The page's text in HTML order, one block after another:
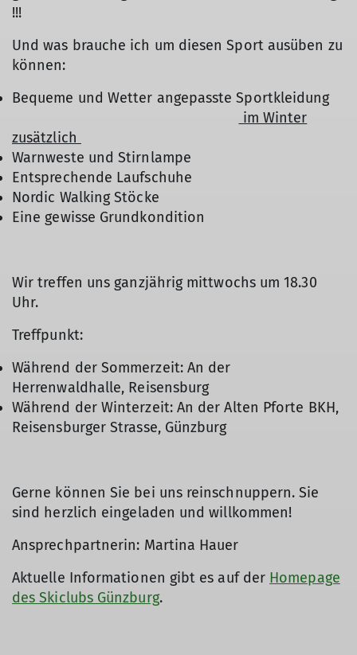
!!!
Und was brauche ich um diesen Sport ausüben zu
können:
Bequeme und Wetter angepasste Sportkleidung
im Winter
zusätzlich
Warnweste und Stirnlampe
Entsprechende Laufschuhe
Nordic Walking Stöcke
Eine gewisse Grundkondition
Wir treffen uns ganzjährig mittwochs um 18.30
Uhr.
Treffpunkt:
Während der Sommerzeit: An der
Herrenwaldhalle, Reisensburg
Während der Winterzeit: An der Alten Pforte BKH,
Reisensburger Strasse, Günzburg
Gerne können Sie bei uns reinschnuppern. Sie
sind herzlich eingeladen und willkommen!
Ansprechpartnerin: Martina Hauer
Aktuelle Informationen gibt es auf der Homepage
des Skiclubs Günzburg.